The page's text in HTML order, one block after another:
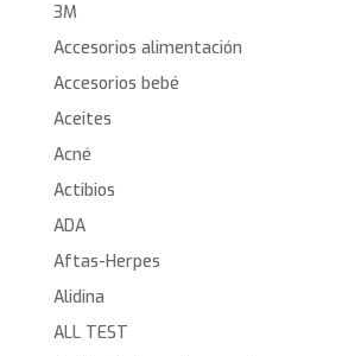
3M
Accesorios alimentación
Accesorios bebé
Aceites
Acné
Actibios
ADA
Aftas-Herpes
Alidina
ALL TEST